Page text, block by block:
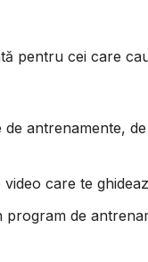
pentru cei care
de antrenamente,
care te
program de